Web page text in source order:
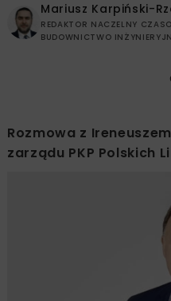
Mariusz Karpiński-
REDAKTOR NACZELNY
BUDOWNICTWO
Rozmowa z
zarządu PKP Polskich